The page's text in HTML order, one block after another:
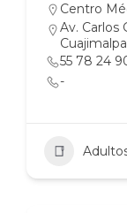
Centro
Av. Carlos
55 78 24
-